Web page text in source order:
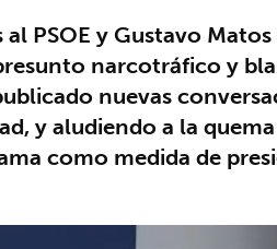
PSOE y Gustavo
narcotráfico y
nuevas
y aludiendo a la
como medida de